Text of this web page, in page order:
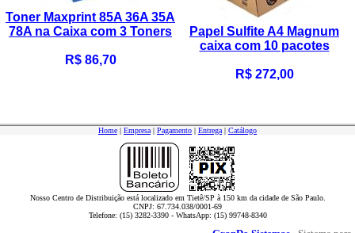
Toner Maxprint 85A 36A 35A
78A na Caixa com 3 Toners
R$ 86,70
Papel Sulfite A4 Magnum
caixa com 10 pacotes
R$ 272,00
Home | Empresa| Pagamento | Entrega| Catálogo
Nosso Centro de Distribuição está localizado em Tietê/SP à 150 km da cidade de São Paulo.
CNPJ: 67.734.038/0001-69
Telefone: (15) 3282-3390 - WhatsApp: (15) 99748-8340